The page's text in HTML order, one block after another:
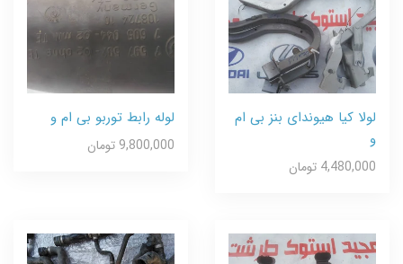
لولا کیا هیوندای بنز بی ام
و
4,480,000 تومان
لوله رابط توربو بی ام و
9,800,000 تومان